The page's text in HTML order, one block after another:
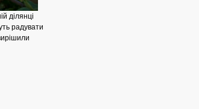
ділянці
радувати